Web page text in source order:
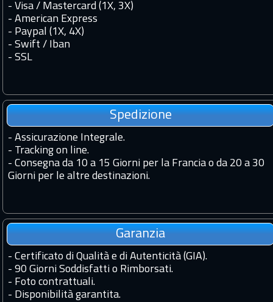
- Visa / Mastercard (1X, 3X)
- American Express
- Paypal (1X, 4X)
- Swift / Iban
- SSL
Spedizione
- Assicurazione Integrale.
- Tracking on line.
- Consegna da 10 a 15 Giorni per la Francia o da 20 a 30
Giorni per le altre destinazioni.
Garanzia
- Certificato di Qualità e di Autenticità (GIA).
- 90 Giorni Soddisfatti o Rimborsati.
- Foto contrattuali.
- Disponibilità garantita.